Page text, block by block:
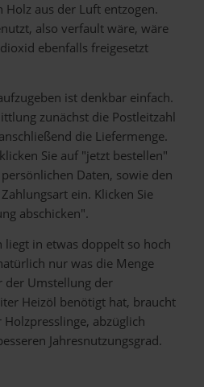
aus der Luft entzogen.
also verfault wäre, wäre
ebenfalls freigesetzt
ist denkbar einfach.
zunächst die Postleitzahl
die Liefermenge.
Sie auf "jetzt bestellen"
Daten, sowie den
ein. Klicken Sie
abschicken".
liegt in etwas doppelt so hoch
nur was die Menge
der Umstellung der
Heizöl benötigt hat, braucht
abzüglich
Jahresnutzungsgrad.